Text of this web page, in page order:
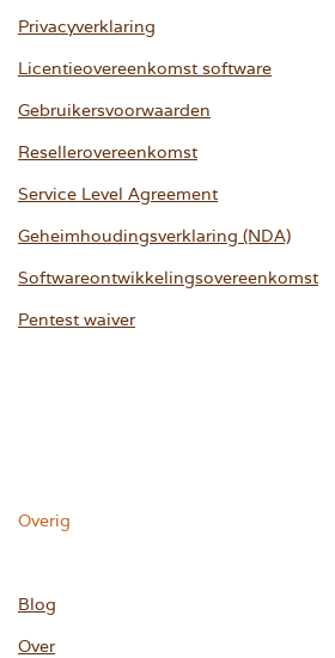
Privacyverklaring
Licentieovereenkomst software
Gebruikersvoorwaarden
Resellerovereenkomst
Service Level Agreement
Geheimhoudingsverklaring (NDA)
Softwareontwikkelingsovereenkomst
Pentest waiver
Overig
Blog
Over